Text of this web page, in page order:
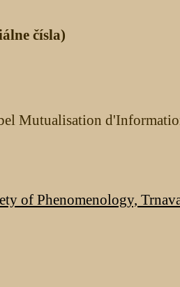
čísla)
Mutualisation
of Phenomenology,